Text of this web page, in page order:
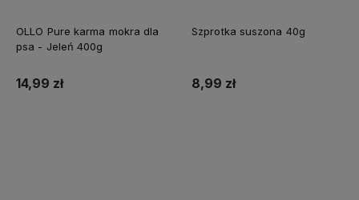
OLLO Pure karma mokra dla
psa - Jeleń 400g
14,99 zł
Szprotka suszona 40g
8,99 zł